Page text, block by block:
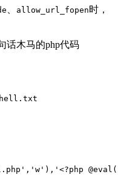
allow_url_fopen时，
话木马的php代码
shell.txt
, 'w' ), '<?php